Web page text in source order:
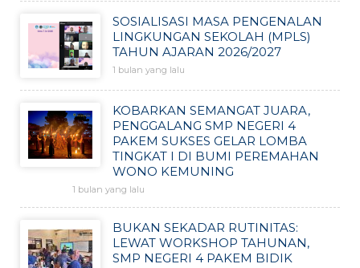
SOSIALISASI MASA PENGENALAN
LINGKUNGAN SEKOLAH (MPLS)
TAHUN AJARAN 2026/2027
1 bulan yang lalu
KOBARKAN SEMANGAT JUARA,
PENGGALANG SMP NEGERI 4
PAKEM SUKSES GELAR LOMBA
TINGKAT I DI BUMI PEREMAHAN
WONO KEMUNING
1 bulan yang lalu
BUKAN SEKADAR RUTINITAS:
LEWAT WORKSHOP TAHUNAN,
SMP NEGERI 4 PAKEM BIDIK